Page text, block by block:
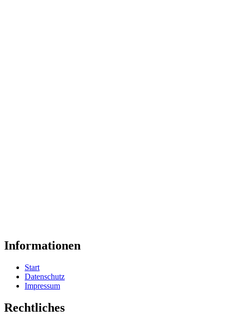
Informationen
Start
Datenschutz
Impressum
Rechtliches